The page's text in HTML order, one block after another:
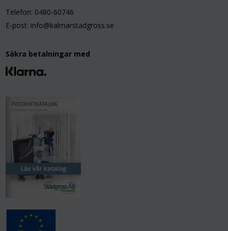
Telefon: 0480-60746
E-post: info@kalmarstadgross.se
Säkra betalningar med